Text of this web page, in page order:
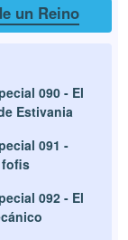
un Reino
090 - El
Estivania
091 -
fofis
092 - El